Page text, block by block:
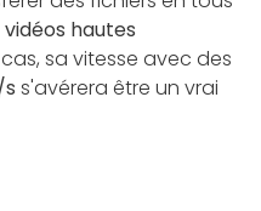
vidéos hautes
cas, sa vitesse avec des
s'avérera être un vrai